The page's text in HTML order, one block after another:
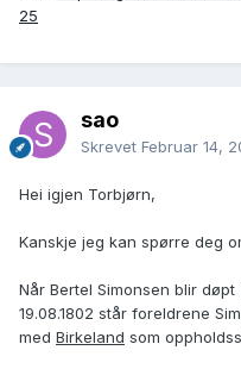
25
sao
Skrevet Februar 14,
Hei igjen Torbjørn,
Kanskje jeg kan spørre deg
Når Bertel Simonsen blir
19.08.1802 står foreldrene
med Birkeland som